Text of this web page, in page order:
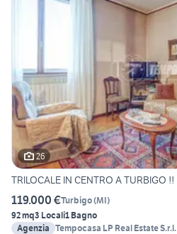
26
TRILOCALE IN CENTRO A TURBIGO !!
119.000 €Turbigo(MI)
92 mq3 Locali1 Bagno
Agenzia Tempocasa LP Real Estate S.r.l.